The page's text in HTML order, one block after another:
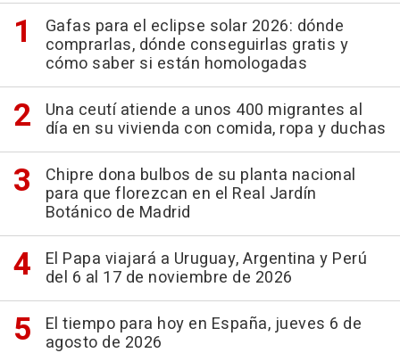
Gafas para el eclipse solar 2026: dónde
comprarlas, dónde conseguirlas gratis y
cómo saber si están homologadas
Una ceutí atiende a unos 400 migrantes al
día en su vivienda con comida, ropa y duchas
Chipre dona bulbos de su planta nacional
para que florezcan en el Real Jardín
Botánico de Madrid
El Papa viajará a Uruguay, Argentina y Perú
del 6 al 17 de noviembre de 2026
El tiempo para hoy en España, jueves 6 de
agosto de 2026